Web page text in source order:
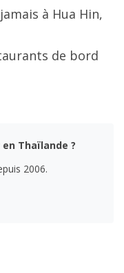
à Hua Hin,
de bord
Thaïlande ?
2006.